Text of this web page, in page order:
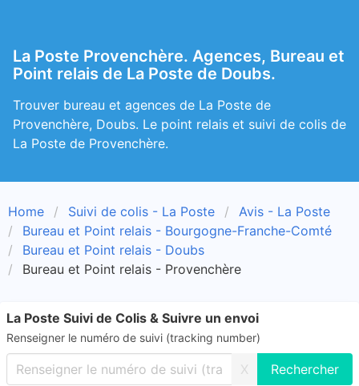
La Poste Provenchère. Agences, Bureau et
Point relais de La Poste de Doubs.
Trouver bureau et agences de La Poste de
Provenchère, Doubs. Le point relais et suivi de colis de
La Poste de Provenchère.
Home Suivi de colis - La Poste
Avis - La Poste
Bureau et Point relais - Bourgogne-Franche-Comté
Bureau et Point relais - Doubs
Bureau et Point relais - Provenchère
La Poste Suivi de Colis & Suivre un envoi
Renseigner le numéro de suivi (tracking number)
X